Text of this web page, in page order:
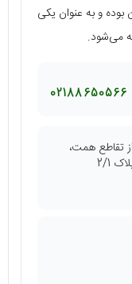
بوده و به عنوان یکی
می‌شود.
02188650566
از تقاطع همت،
2/1